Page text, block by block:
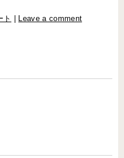
ト
Leave a comment